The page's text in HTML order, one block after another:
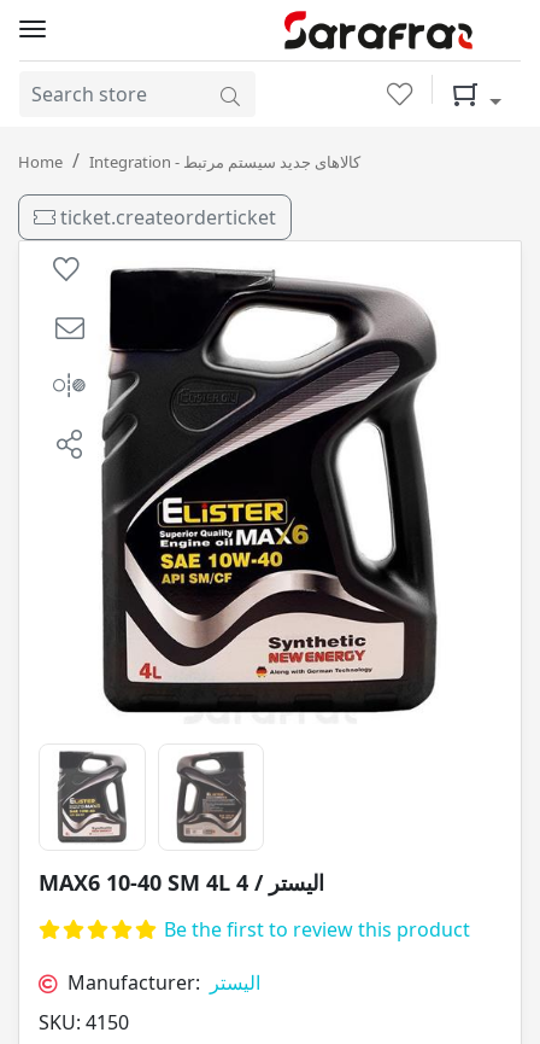
Wishlist
Home Integration - کالاهای جدید سیستم مرتبط
MAX6 10-40 SM 4L الیستر / 4
ticket.createorderticket
MAX6 10-40 SM 4L الیستر / 4
Be the first to review this product
Manufacturer:
الیستر
SKU: 4150